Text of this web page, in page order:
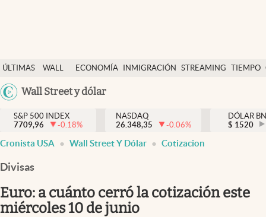
ÚLTIMAS
NOTICIAS
WALL
DÓLAR
ECONOMÍA INMIGRACIÓN STREAMING TIEMPO
México
Wall Street y dólar
Finanzas y economía
Wall Street y dólar
Inmigración
Espiritual
S&P 500 INDEX
7709,96
-0.18%
NASDAQ
26.348,35
-0.06%
DÓLAR
$ 1520
Cronista USA Wall Street Y Dólar Cotizacion
Divisas
Euro: a cuánto cerró la cotización este
miércoles 10 de junio